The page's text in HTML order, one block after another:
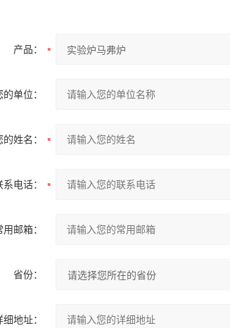
产品：
的单位：
的姓名：
系电话：
用邮箱：
省份：
细地址：